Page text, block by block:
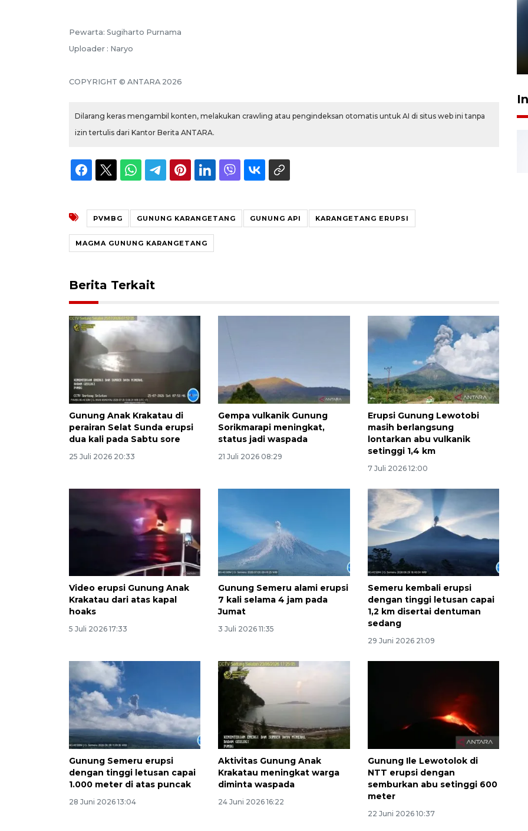
Pewarta: Sugiharto Purnama
Uploader : Naryo
COPYRIGHT © ANTARA 2026
Dilarang keras mengambil konten, melakukan crawling atau pengindeksan otomatis untuk AI di situs web ini tanpa
izin tertulis dari Kantor Berita ANTARA.
PVMBG GUNUNG KARANGETANG GUNUNG API KARANGETANG ERUPSI
MAGMA GUNUNG KARANGETANG
Berita Terkait
Gunung Anak Krakatau di
perairan Selat Sunda erupsi
dua kali pada Sabtu sore
25 Juli 2026 20:33
Gempa vulkanik Gunung
Sorikmarapi meningkat,
status jadi waspada
21 Juli 2026 08:29
Erupsi Gunung Lewotobi
masih berlangsung
lontarkan abu vulkanik
setinggi 1,4 km
7 Juli 2026 12:00
Video erupsi Gunung Anak
Krakatau dari atas kapal
hoaks
5 Juli 2026 17:33
Gunung Semeru alami erupsi
7 kali selama 4 jam pada
Jumat
3 Juli 2026 11:35
Semeru kembali erupsi
dengan tinggi letusan capai
1,2 km disertai dentuman
sedang
29 Juni 2026 21:09
Gunung Semeru erupsi
dengan tinggi letusan capai
1.000 meter di atas puncak
28 Juni 2026 13:04
Aktivitas Gunung Anak
Krakatau meningkat warga
diminta waspada
24 Juni 2026 16:22
Gunung Ile Lewotolok di
NTT erupsi dengan
semburkan abu setinggi 600
meter
22 Juni 2026 10:37
160 ribu sambungan baru
2026-08-07 18:00:00